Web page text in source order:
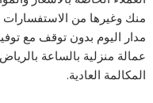
منك وغيرها من الاستفسارات
مدار اليوم بدون توقف مع
عمالة منزلية بالساعة
المكالمة العادية.